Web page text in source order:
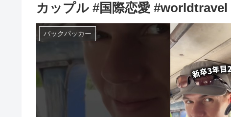
カップル #国際恋愛 #worldtravel
バックパッカー